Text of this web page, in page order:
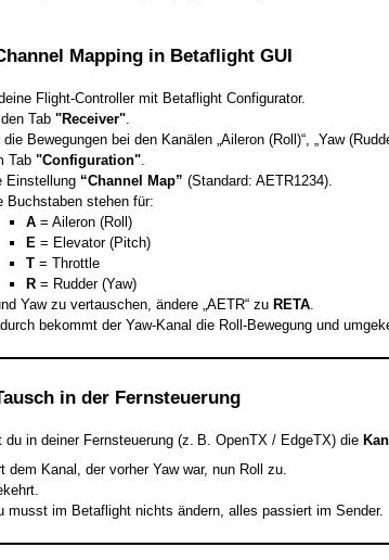
Mapping in Betaflight GUI
Flight-Controller mit Betaflight Configurator.
Tab "Receiver".
Bewegungen bei den Kanälen „Aileron (Roll)“, „Yaw
Tab "Configuration".
Einstellung “Channel Map” (Standard: AETR1234).
Buchstaben stehen für:
A = Aileron (Roll)
E = Elevator (Pitch)
T = Throttle
R = Rudder (Yaw)
Yaw zu vertauschen, ändere „AETR“ zu RETA.
bekommt der Yaw-Kanal die Roll-Bewegung und
in der Fernsteuerung
in deiner Fernsteuerung (z. B. OpenTX / EdgeTX) die
dem Kanal, der vorher Yaw war, nun Roll zu.
musst im Betaflight nichts ändern, alles passiert im Sender.